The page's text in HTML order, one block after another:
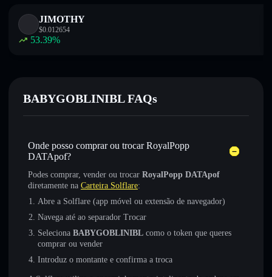
JIMOTHY
$0.012654
53.39%
BABYGOBLINIBL FAQs
Onde posso comprar ou trocar RoyalPopp
DATApof?
Podes comprar, vender ou trocar RoyalPopp DATApof
diretamente na Carteira Solflare:
Abre a Solflare (app móvel ou extensão de navegador)
Navega até ao separador Trocar
Seleciona BABYGOBLINIBL como o token que queres
comprar ou vender
Introduz o montante e confirma a troca